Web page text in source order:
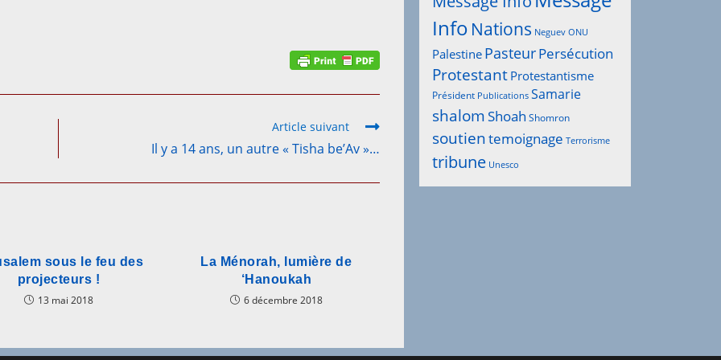
Article suivant
Il y a 14 ans, un autre « Tisha be’Av »…
sous le feu des
projecteurs !
13 mai 2018
La Ménorah, lumière de
‘Hanoukah
6 décembre 2018
Info Nations Neguev ONU
Palestine PasteurPersécution
Protestant Protestantisme
Président Publications Samarie
shalomShoah Shomron
soutientemoignage Terrorisme
tribune Unesco